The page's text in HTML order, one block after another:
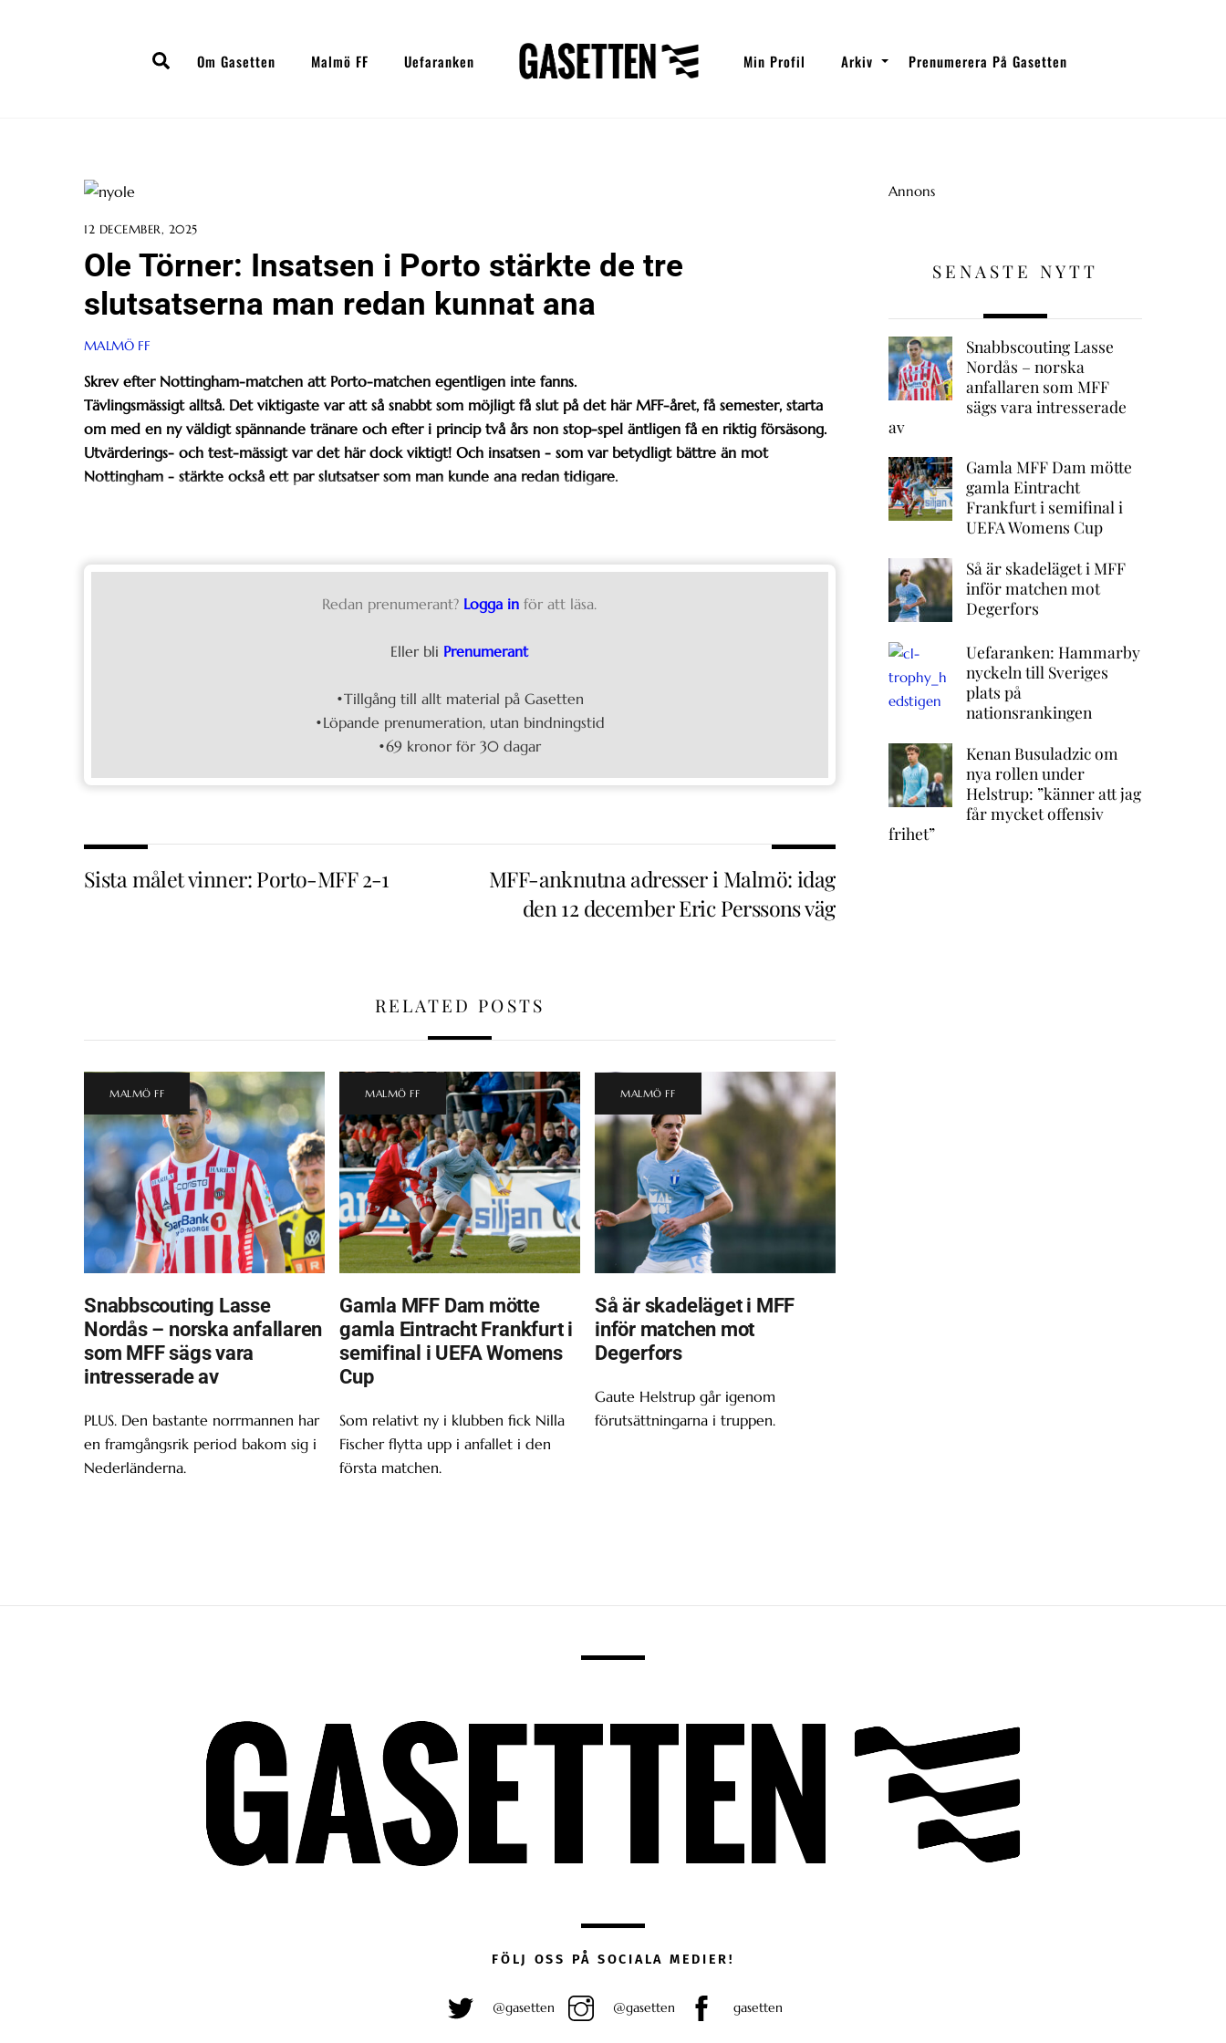
SearchOm Gasetten Malmö FF Uefaranken Min Profil Arkiv Prenumerera På Gasetten
12 DECEMBER, 2025
Ole Törner: Insatsen i Porto stärkte de tre
slutsatserna man redan kunnat ana
MALMÖ FF
Skrev efter Nottingham-matchen att Porto-matchen egentligen inte fanns.
Tävlingsmässigt alltså. Det viktigaste var att så snabbt som möjligt få slut på det här MFF-året, få semester, starta
om med en ny väldigt spännande tränare och efter i princip två års non stop-spel äntligen få en riktig försäsong.
Utvärderings- och test-mässigt var det här dock viktigt! Och insatsen - som var betydligt bättre än mot
Nottingham - stärkte också ett par slutsatser som man kunde ana redan tidigare.
Redan prenumerant? Logga in för att läsa.
Eller bli Prenumerant
•Tillgång till allt material på Gasetten
•Löpande prenumeration, utan bindningstid
•69 kronor för 30 dagar
Sista målet vinner: Porto-MFF 2-1
MFF-anknutna adresser i Malmö: idag
den 12 december Eric Perssons väg
RELATED POSTS
MALMÖ FF
Snabbscouting Lasse
Nordås – norska anfallaren
som MFF sägs vara
intresserade av
PLUS. Den bastante norrmannen har
en framgångsrik period bakom sig i
Nederländerna.
MALMÖ FF
Gamla MFF Dam mötte
gamla Eintracht Frankfurt i
semifinal i UEFA Womens
Cup
Som relativt ny i klubben fick Nilla
Fischer flytta upp i anfallet i den
första matchen.
MALMÖ FF
Så är skadeläget i MFF
inför matchen mot
Degerfors
Gaute Helstrup går igenom
förutsättningarna i truppen.
Annons
SENASTE NYTT
Snabbscouting Lasse
Nordås – norska
anfallaren som MFF
sägs vara intresserade
av
Gamla MFF Dam mötte
gamla Eintracht
Frankfurt i semifinal i
UEFA Womens Cup
Så är skadeläget i MFF
inför matchen mot
Degerfors
Uefaranken: Hammarby
nyckeln till Sveriges
plats på
nationsrankingen
Kenan Busuladzic om
nya rollen under
Helstrup: ”känner att jag
får mycket offensiv
frihet”
FÖLJ OSS PÅ SOCIALA MEDIER!
@gasetten @gasetten gasetten